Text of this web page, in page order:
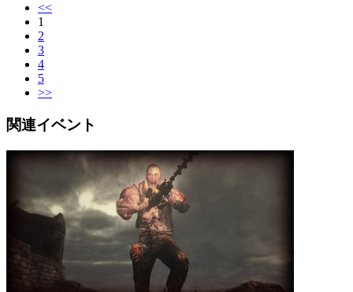
<<
1
2
3
4
5
>>
関連イベント